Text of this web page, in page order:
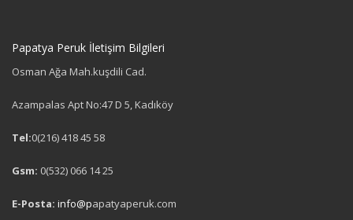
Papatya Peruk İletişim Bilgileri
Osman Ağa Mah.kuşdili Cad.
Azampalas Apt No:47 D 5, Kadıköy
Tel:0(216) 418 45 58
Gsm: 0(532) 066 14 25
E-Posta: info@papatyaperuk.com